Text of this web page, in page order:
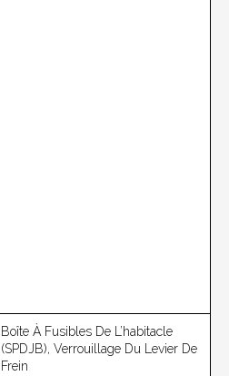
Boîte À Fusibles De L’habitacle
(SPDJB), Verrouillage Du Levier De
Frein